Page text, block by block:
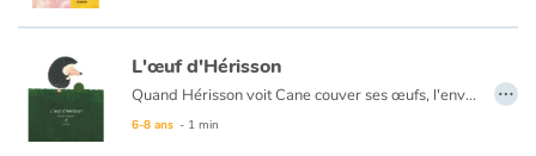
Sujets de société
Émotions et sentiments
Formats et illustrations
L'œuf d'Hérisson
Quand Hérisson voit Cane couver ses œufs, l'envie lui vient de couver à son tour pour avoir un petit. Hérisson est raillé par ses pairs…
6-8 ans - 1 min
…